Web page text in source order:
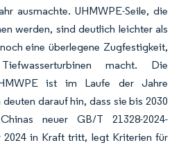
ausmachte. UHMWPE-Seile, die
werden, sind deutlich leichter als
eine überlegene Zugfestigkeit,
macht. Die
ist im Laufe der Jahre
darauf hin, dass sie bis 2030
neuer GB/T 21328-2024-
in Kraft tritt, legt Kriterien für